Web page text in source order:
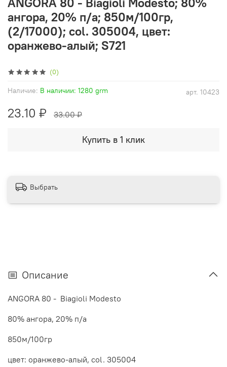
(0)
арт. 10423
Наличие: В наличии: 1280 grm
ангора, 20% п/а; 850м/100гр,
(2/17000); col. 305004, цвет:
оранжево-алый; S721
23.10 ₽ 33.00 ₽
Купить в 1 клик
Выбрать
Описание
ANGORA 80 - Biagioli Modesto
80% ангора, 20% п/а
850м/100гр
цвет: оранжево-алый, col. 305004